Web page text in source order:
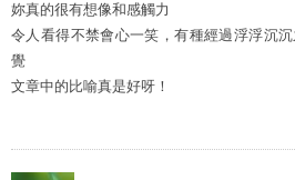
妳真的很有想像和感觸力
令人看得不禁會心一笑，有種經過浮浮沉
覺
文章中的比喻真是好呀！